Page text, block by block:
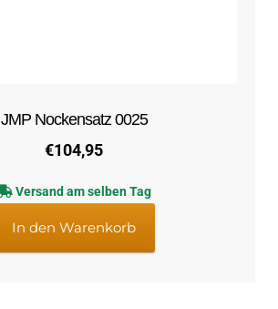
JMP Nockensatz 0025
€104,95
Versand am selben Tag
In den Warenkorb